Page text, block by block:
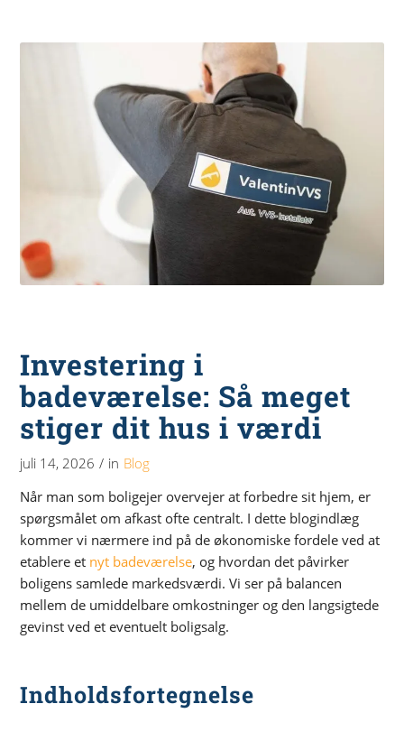
Investering i
badeværelse: Så meget
stiger dit hus i værdi
juli 14, 2026 / in Blog
Når man som boligejer overvejer at forbedre sit hjem, er
spørgsmålet om afkast ofte centralt. I dette blogindlæg
kommer vi nærmere ind på de økonomiske fordele ved at
etablere et nyt badeværelse, og hvordan det påvirker
boligens samlede markedsværdi. Vi ser på balancen
mellem de umiddelbare omkostninger og den langsigtede
gevinst ved et eventuelt boligsalg.
Indholdsfortegnelse